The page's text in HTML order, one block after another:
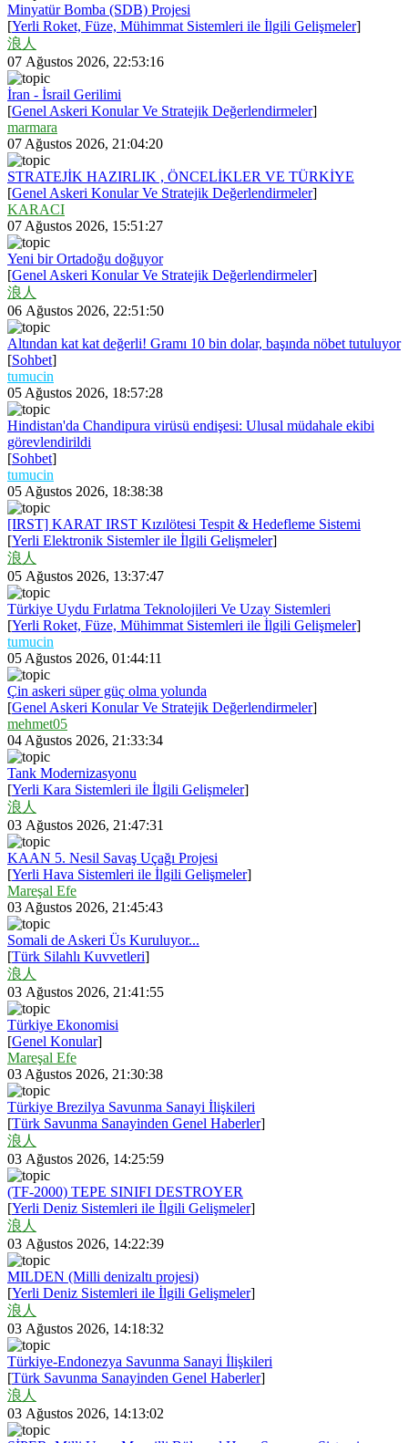
Minyatür Bomba (SDB) Projesi
[Yerli Roket, Füze, Mühimmat Sistemleri ile İlgili Gelişmeler]
浪人
07 Ağustos 2026, 22:53:16
İran - İsrail Gerilimi
[Genel Askeri Konular Ve Stratejik Değerlendirmeler]
marmara
07 Ağustos 2026, 21:04:20
STRATEJİK HAZIRLIK , ÖNCELİKLER VE TÜRKİYE
[Genel Askeri Konular Ve Stratejik Değerlendirmeler]
KARACI
07 Ağustos 2026, 15:51:27
Yeni bir Ortadoğu doğuyor
[Genel Askeri Konular Ve Stratejik Değerlendirmeler]
浪人
06 Ağustos 2026, 22:51:50
Altından kat kat değerli! Gramı 10 bin dolar, başında nöbet tutuluyor
[Sohbet]
tumucin
05 Ağustos 2026, 18:57:28
Hindistan'da Chandipura virüsü endişesi: Ulusal müdahale ekibi
görevlendirildi
[Sohbet]
tumucin
05 Ağustos 2026, 18:38:38
[IRST] KARAT IRST Kızılötesi Tespit & Hedefleme Sistemi
[Yerli Elektronik Sistemler ile İlgili Gelişmeler]
浪人
05 Ağustos 2026, 13:37:47
Türkiye Uydu Fırlatma Teknolojileri Ve Uzay Sistemleri
[Yerli Roket, Füze, Mühimmat Sistemleri ile İlgili Gelişmeler]
tumucin
05 Ağustos 2026, 01:44:11
Çin askeri süper güç olma yolunda
[Genel Askeri Konular Ve Stratejik Değerlendirmeler]
mehmet05
04 Ağustos 2026, 21:33:34
Tank Modernizasyonu
[Yerli Kara Sistemleri ile İlgili Gelişmeler]
浪人
03 Ağustos 2026, 21:47:31
KAAN 5. Nesil Savaş Uçağı Projesi
[Yerli Hava Sistemleri ile İlgili Gelişmeler]
Mareşal Efe
03 Ağustos 2026, 21:45:43
Somali de Askeri Üs Kuruluyor...
[Türk Silahlı Kuvvetleri]
浪人
03 Ağustos 2026, 21:41:55
Türkiye Ekonomisi
[Genel Konular]
Mareşal Efe
03 Ağustos 2026, 21:30:38
Türkiye Brezilya Savunma Sanayi İlişkileri
[Türk Savunma Sanayinden Genel Haberler]
浪人
03 Ağustos 2026, 14:25:59
(TF-2000) TEPE SINIFI DESTROYER
[Yerli Deniz Sistemleri ile İlgili Gelişmeler]
浪人
03 Ağustos 2026, 14:22:39
MILDEN (Milli denizaltı projesi)
[Yerli Deniz Sistemleri ile İlgili Gelişmeler]
浪人
03 Ağustos 2026, 14:18:32
Türkiye-Endonezya Savunma Sanayi İlişkileri
[Türk Savunma Sanayinden Genel Haberler]
浪人
03 Ağustos 2026, 14:13:02